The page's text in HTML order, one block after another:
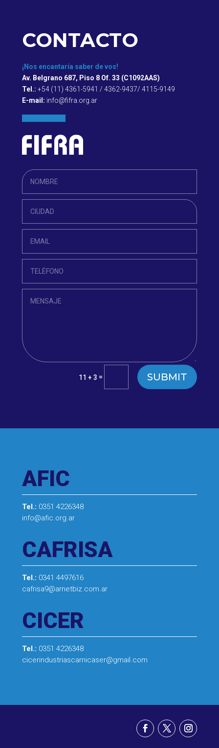
CONTACTO
¡Nos encantaría saber de vos!
Av. Belgrano 687, Piso 8 Of. 33 (C1092AAS)
Tel.: +54 (11) 4361-5941 / 4362-9437/ 4115-9149
E-mail: info@fifra.org.ar
11 + 3 = SUBMIT
AFIC
Tel.: 0351 4226348
info@afic.org.ar
CAFRISA
Tel.: 0341 4497616
cafrisa9@arnetbiz.com.ar
CICER
Tel.: 0351 4226348
cicerindustriascarnicaser@gmail.com